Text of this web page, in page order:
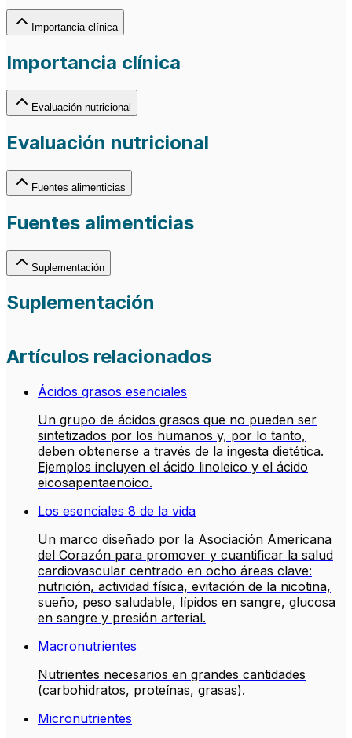
Importancia clínica
Importancia clínica
Evaluación nutricional
Evaluación nutricional
Fuentes alimenticias
Fuentes alimenticias
Suplementación
Suplementación
Artículos relacionados
Ácidos grasos esenciales
Un grupo de ácidos grasos que no pueden ser
sintetizados por los humanos y, por lo tanto,
deben obtenerse a través de la ingesta dietética.
Ejemplos incluyen el ácido linoleico y el ácido
eicosapentaenoico.
Los esenciales 8 de la vida
Un marco diseñado por la Asociación Americana
del Corazón para promover y cuantificar la salud
cardiovascular centrado en ocho áreas clave:
nutrición, actividad física, evitación de la nicotina,
sueño, peso saludable, lípidos en sangre, glucosa
en sangre y presión arterial.
Macronutrientes
Nutrientes necesarios en grandes cantidades
(carbohidratos, proteínas, grasas).
Micronutrientes